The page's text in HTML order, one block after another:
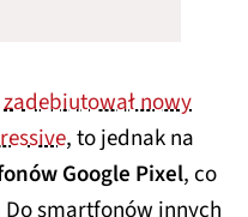
zadebiutował nowy
, to jednak na
Google Pixel, co